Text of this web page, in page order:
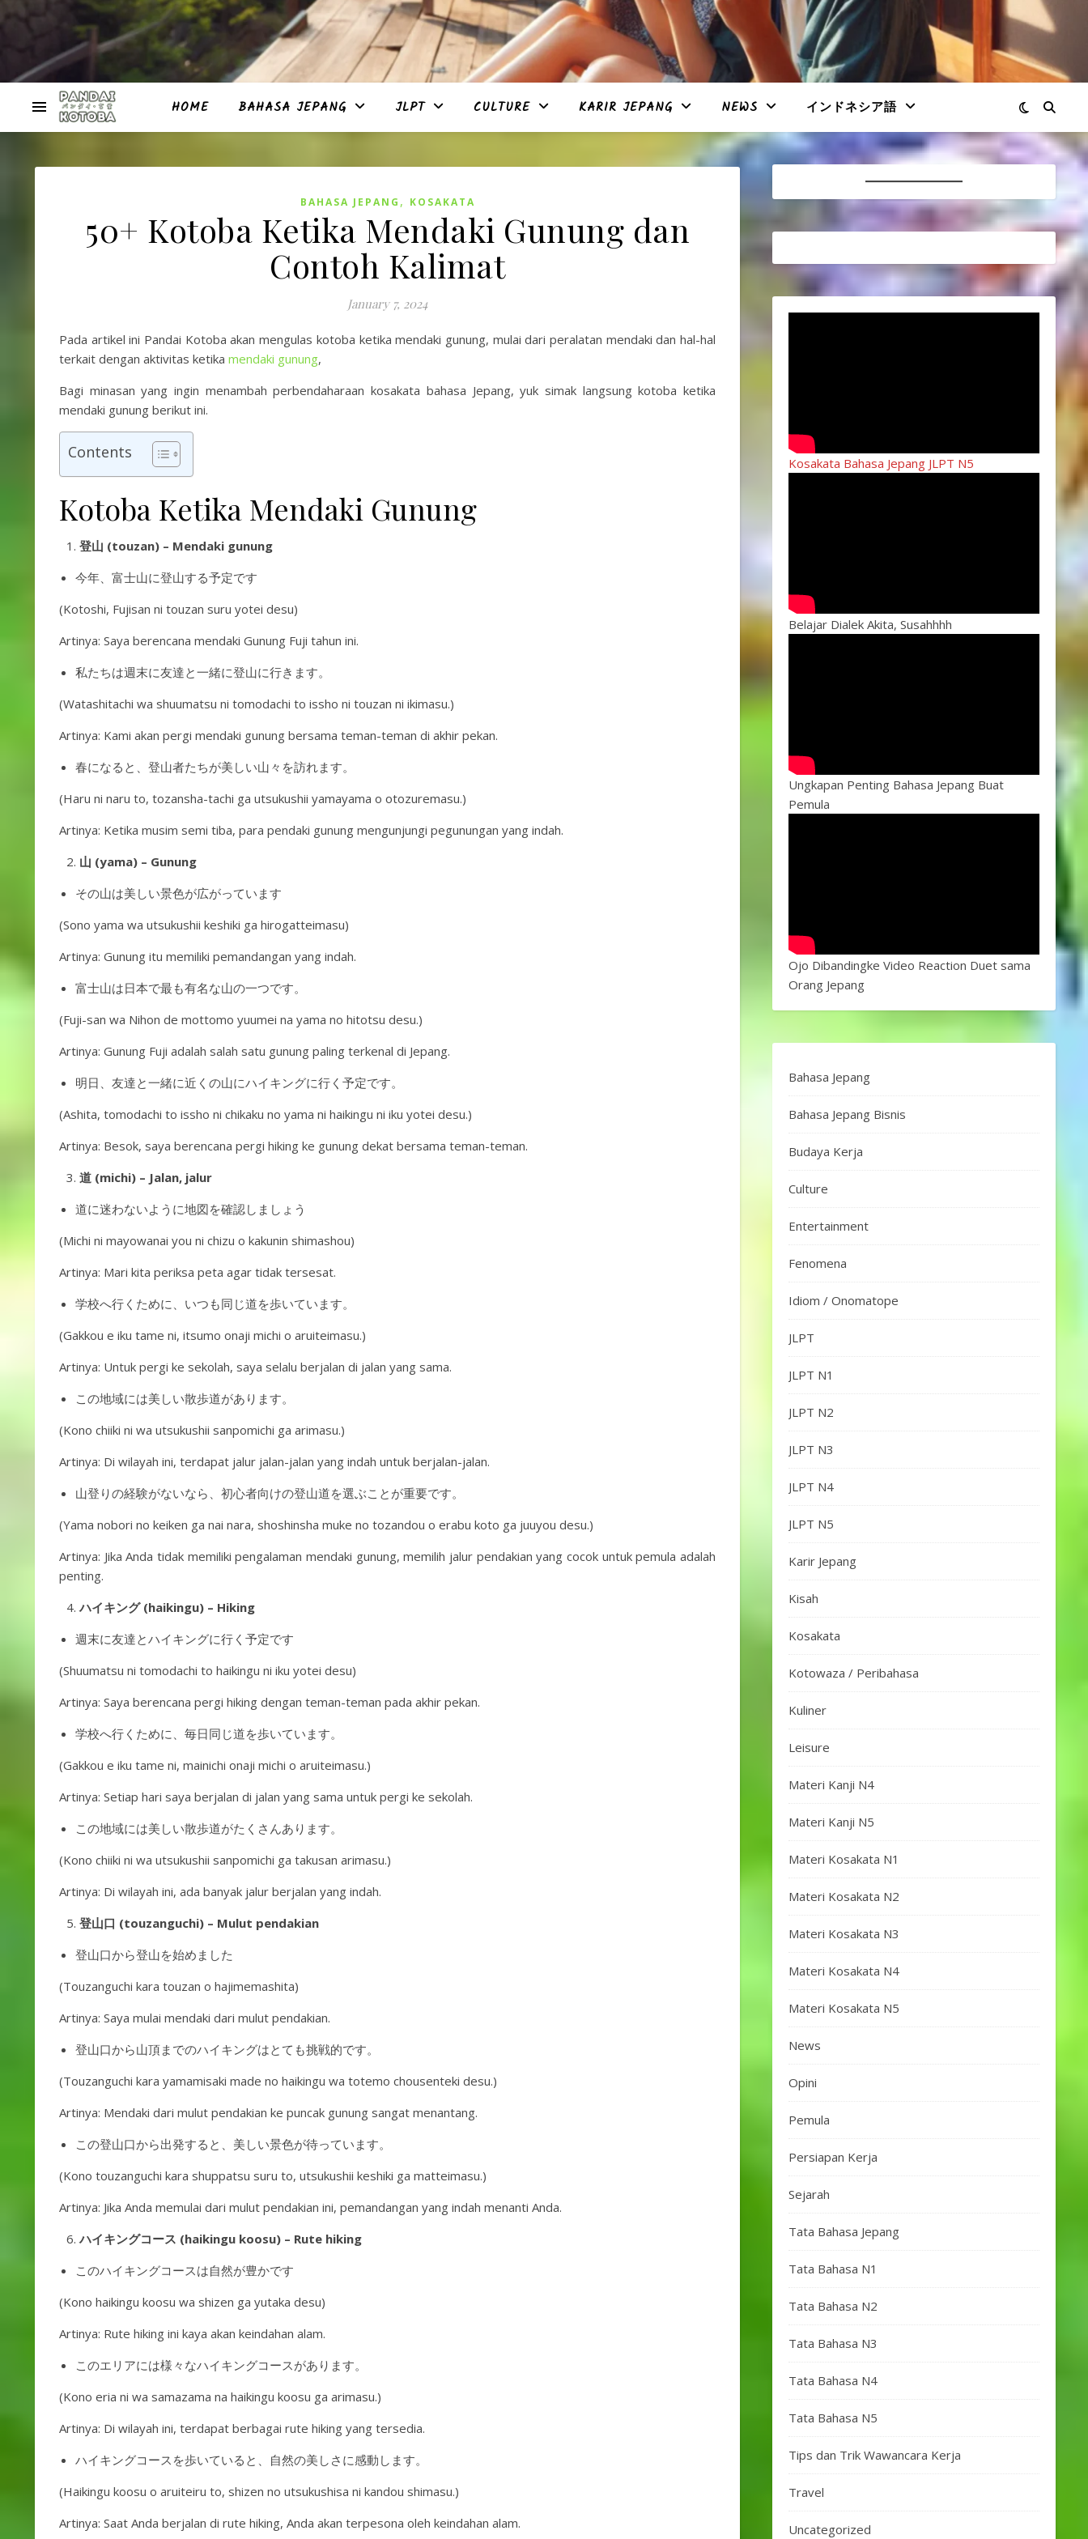
HOME BAHASA JEPANG JLPT CULTURE KARIR JEPANG NEWS インドネシア語
BAHASA JEPANG , KOSAKATA
50+ Kotoba Ketika Mendaki Gunung dan
Contoh Kalimat
January 7, 2024
Pada artikel ini Pandai Kotoba akan mengulas kotoba ketika mendaki gunung, mulai dari peralatan mendaki dan hal-hal
terkait dengan aktivitas ketika mendaki gunung,
Bagi minasan yang ingin menambah perbendaharaan kosakata bahasa Jepang, yuk simak langsung kotoba ketika
mendaki gunung berikut ini.
Contents
Kotoba Ketika Mendaki Gunung
登山 (touzan) – Mendaki gunung
今年、富士山に登山する予定です
(Kotoshi, Fujisan ni touzan suru yotei desu)
Artinya: Saya berencana mendaki Gunung Fuji tahun ini.
私たちは週末に友達と一緒に登山に行きます。
(Watashitachi wa shuumatsu ni tomodachi to issho ni touzan ni ikimasu.)
Artinya: Kami akan pergi mendaki gunung bersama teman-teman di akhir pekan.
春になると、登山者たちが美しい山々を訪れます。
(Haru ni naru to, tozansha-tachi ga utsukushii yamayama o otozuremasu.)
Artinya: Ketika musim semi tiba, para pendaki gunung mengunjungi pegunungan yang indah.
山 (yama) – Gunung
その山は美しい景色が広がっています
(Sono yama wa utsukushii keshiki ga hirogatteimasu)
Artinya: Gunung itu memiliki pemandangan yang indah.
富士山は日本で最も有名な山の一つです。
(Fuji-san wa Nihon de mottomo yuumei na yama no hitotsu desu.)
Artinya: Gunung Fuji adalah salah satu gunung paling terkenal di Jepang.
明日、友達と一緒に近くの山にハイキングに行く予定です。
(Ashita, tomodachi to issho ni chikaku no yama ni haikingu ni iku yotei desu.)
Artinya: Besok, saya berencana pergi hiking ke gunung dekat bersama teman-teman.
道 (michi) – Jalan, jalur
道に迷わないように地図を確認しましょう
(Michi ni mayowanai you ni chizu o kakunin shimashou)
Artinya: Mari kita periksa peta agar tidak tersesat.
学校へ行くために、いつも同じ道を歩いています。
(Gakkou e iku tame ni, itsumo onaji michi o aruiteimasu.)
Artinya: Untuk pergi ke sekolah, saya selalu berjalan di jalan yang sama.
この地域には美しい散歩道があります。
(Kono chiiki ni wa utsukushii sanpomichi ga arimasu.)
Artinya: Di wilayah ini, terdapat jalur jalan-jalan yang indah untuk berjalan-jalan.
山登りの経験がないなら、初心者向けの登山道を選ぶことが重要です。
(Yama nobori no keiken ga nai nara, shoshinsha muke no tozandou o erabu koto ga juuyou desu.)
Artinya: Jika Anda tidak memiliki pengalaman mendaki gunung, memilih jalur pendakian yang cocok untuk pemula adalah
penting.
ハイキング (haikingu) – Hiking
週末に友達とハイキングに行く予定です
(Shuumatsu ni tomodachi to haikingu ni iku yotei desu)
Artinya: Saya berencana pergi hiking dengan teman-teman pada akhir pekan.
学校へ行くために、毎日同じ道を歩いています。
(Gakkou e iku tame ni, mainichi onaji michi o aruiteimasu.)
Artinya: Setiap hari saya berjalan di jalan yang sama untuk pergi ke sekolah.
この地域には美しい散歩道がたくさんあります。
(Kono chiiki ni wa utsukushii sanpomichi ga takusan arimasu.)
Artinya: Di wilayah ini, ada banyak jalur berjalan yang indah.
登山口 (touzanguchi) – Mulut pendakian
登山口から登山を始めました
(Touzanguchi kara touzan o hajimemashita)
Artinya: Saya mulai mendaki dari mulut pendakian.
登山口から山頂までのハイキングはとても挑戦的です。
(Touzanguchi kara yamamisaki made no haikingu wa totemo chousenteki desu.)
Artinya: Mendaki dari mulut pendakian ke puncak gunung sangat menantang.
この登山口から出発すると、美しい景色が待っています。
(Kono touzanguchi kara shuppatsu suru to, utsukushii keshiki ga matteimasu.)
Artinya: Jika Anda memulai dari mulut pendakian ini, pemandangan yang indah menanti Anda.
ハイキングコース (haikingu koosu) – Rute hiking
このハイキングコースは自然が豊かです
(Kono haikingu koosu wa shizen ga yutaka desu)
Artinya: Rute hiking ini kaya akan keindahan alam.
このエリアには様々なハイキングコースがあります。
(Kono eria ni wa samazama na haikingu koosu ga arimasu.)
Artinya: Di wilayah ini, terdapat berbagai rute hiking yang tersedia.
ハイキングコースを歩いていると、自然の美しさに感動します。
(Haikingu koosu o aruiteiru to, shizen no utsukushisa ni kandou shimasu.)
Artinya: Saat Anda berjalan di rute hiking, Anda akan terpesona oleh keindahan alam.
Kosakata Bahasa Jepang JLPT N5
Belajar Dialek Akita, Susahhhh
Ungkapan Penting Bahasa Jepang Buat
Pemula
Ojo Dibandingke Video Reaction Duet sama
Orang Jepang
Bahasa Jepang
Bahasa Jepang Bisnis
Budaya Kerja
Culture
Entertainment
Fenomena
Idiom / Onomatope
JLPT
JLPT N1
JLPT N2
JLPT N3
JLPT N4
JLPT N5
Karir Jepang
Kisah
Kosakata
Kotowaza / Peribahasa
Kuliner
Leisure
Materi Kanji N4
Materi Kanji N5
Materi Kosakata N1
Materi Kosakata N2
Materi Kosakata N3
Materi Kosakata N4
Materi Kosakata N5
News
Opini
Pemula
Persiapan Kerja
Sejarah
Tata Bahasa Jepang
Tata Bahasa N1
Tata Bahasa N2
Tata Bahasa N3
Tata Bahasa N4
Tata Bahasa N5
Tips dan Trik Wawancara Kerja
Travel
Uncategorized